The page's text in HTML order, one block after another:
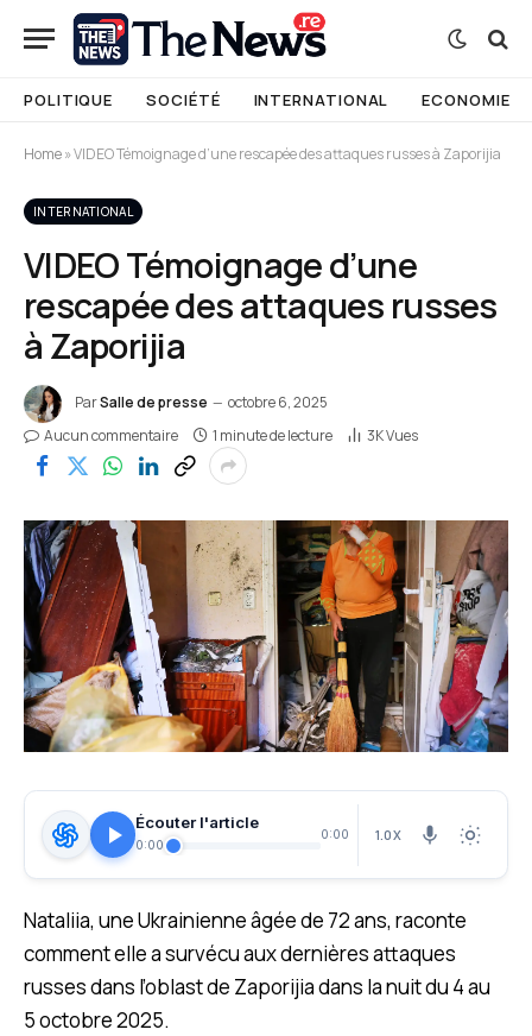
POLITIQUE SOCIÉTÉ INTERNATIONAL ECONOMIE
Home»VIDEO Témoignage d’une rescapée des attaques russes à Zaporijia
INTERNATIONAL
VIDEO Témoignage d’une
rescapée des attaques russes
à Zaporijia
ParSalle de presse
octobre 6, 2025
Aucun commentaire
1 minute de lecture 3KVues
Écouter l'article
0:00
0:00 1.0X
Nataliia, une Ukrainienne âgée de 72 ans, raconte
comment elle a survécu aux dernières attaques
russes dans l’oblast de Zaporijia dans la nuit du 4 au
5 octobre 2025.